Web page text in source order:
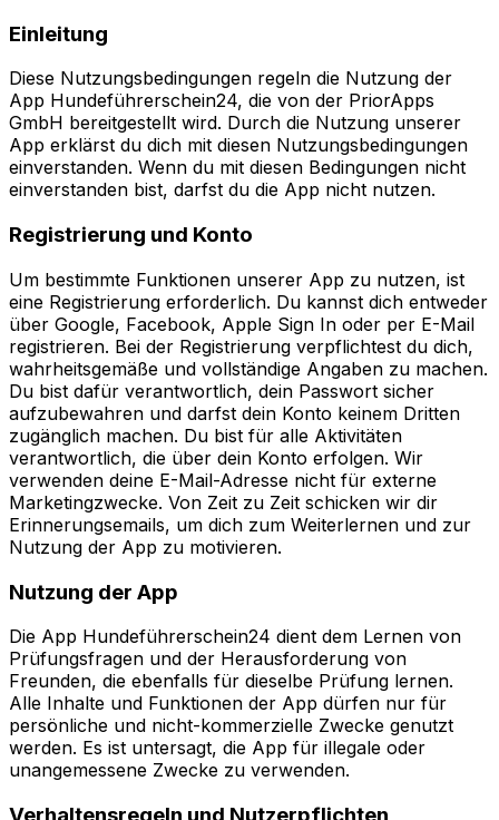
Einleitung
Diese Nutzungsbedingungen regeln die Nutzung der
App Hundeführerschein24, die von der PriorApps
GmbH bereitgestellt wird. Durch die Nutzung unserer
App erklärst du dich mit diesen Nutzungsbedingungen
einverstanden. Wenn du mit diesen Bedingungen nicht
einverstanden bist, darfst du die App nicht nutzen.
Registrierung und Konto
Um bestimmte Funktionen unserer App zu nutzen, ist
eine Registrierung erforderlich. Du kannst dich entweder
über Google, Facebook, Apple Sign In oder per E-Mail
registrieren. Bei der Registrierung verpflichtest du dich,
wahrheitsgemäße und vollständige Angaben zu machen.
Du bist dafür verantwortlich, dein Passwort sicher
aufzubewahren und darfst dein Konto keinem Dritten
zugänglich machen. Du bist für alle Aktivitäten
verantwortlich, die über dein Konto erfolgen. Wir
verwenden deine E-Mail-Adresse nicht für externe
Marketingzwecke. Von Zeit zu Zeit schicken wir dir
Erinnerungsemails, um dich zum Weiterlernen und zur
Nutzung der App zu motivieren.
Nutzung der App
Die App Hundeführerschein24 dient dem Lernen von
Prüfungsfragen und der Herausforderung von
Freunden, die ebenfalls für dieselbe Prüfung lernen.
Alle Inhalte und Funktionen der App dürfen nur für
persönliche und nicht-kommerzielle Zwecke genutzt
werden. Es ist untersagt, die App für illegale oder
unangemessene Zwecke zu verwenden.